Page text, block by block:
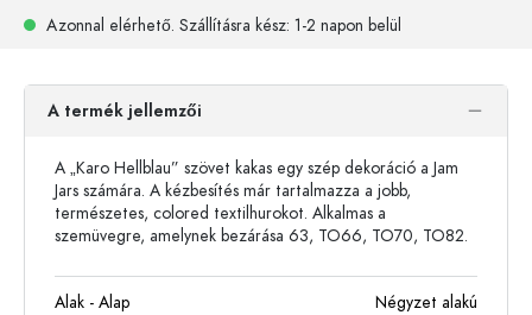
Azonnal elérhető. Szállításra kész: 1-2 napon belül
A termék jellemzői
A „Karo Hellblau” szövet kakas egy szép dekoráció a Jam
Jars számára. A kézbesítés már tartalmazza a jobb,
természetes, colored textilhurokot. Alkalmas a
szemüvegre, amelynek bezárása 63, TO66, TO70, TO82.
Alak - Alap Négyzet alakú